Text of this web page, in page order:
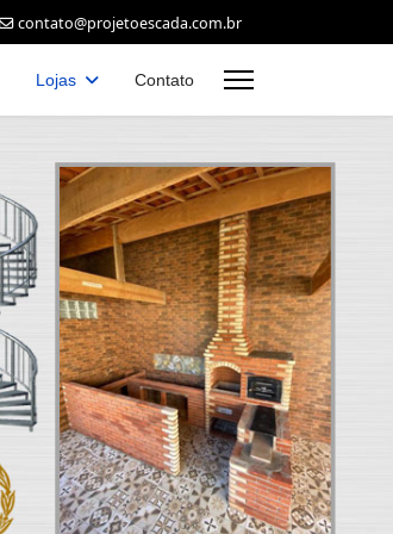
contato@projetoescada.com.br
Lojas Contato